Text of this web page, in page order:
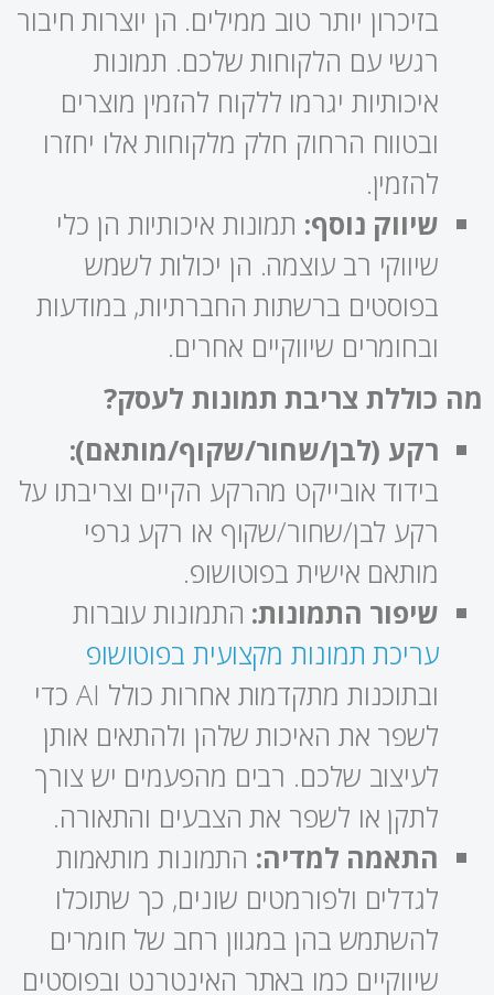
בזיכרון יותר טוב ממילים. הן יוצרות חיבור
רגשי עם הלקוחות שלכם. תמונות
איכותיות יגרמו ללקוח להזמין מוצרים
ובטווח הרחוק חלק מלקוחות אלו יחזרו
להזמין.
שיווק נוסף: תמונות איכותיות הן כלי
שיווקי רב עוצמה. הן יכולות לשמש
בפוסטים ברשתות החברתיות, במודעות
ובחומרים שיווקיים אחרים.
מה כוללת צריבת תמונות לעסק?
רקע (לבן/שחור/שקוף/מותאם):
בידוד אובייקט מהרקע הקיים וצריבתו על
רקע לבן/שחור/שקוף או רקע גרפי
מותאם אישית בפוטושופ.
שיפור התמונות: התמונות עוברות
עריכת תמונות מקצועית בפוטושופ
ובתוכנות מתקדמות אחרות כולל AI כדי
לשפר את האיכות שלהן ולהתאים אותן
לעיצוב שלכם. רבים מהפעמים יש צורך
לתקן או לשפר את הצבעים והתאורה.
התאמה למדיה: התמונות מותאמות
לגדלים ולפורמטים שונים, כך שתוכלו
להשתמש בהן במגוון רחב של חומרים
שיווקיים כמו באתר האינטרנט ובפוסטים